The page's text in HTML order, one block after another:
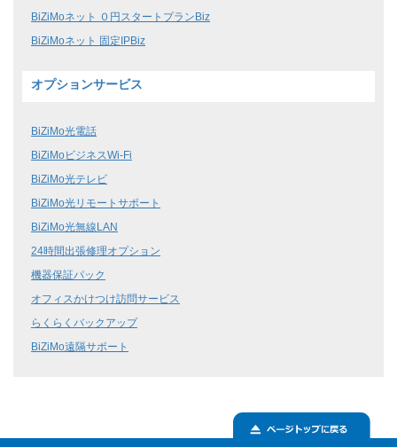
BiZiMoネット ０円スタートプランBiz
BiZiMoネット 固定IPBiz
オプションサービス
BiZiMo光電話
BiZiMoビジネスWi-Fi
BiZiMo光テレビ
BiZiMo光リモートサポート
BiZiMo光無線LAN
24時間出張修理オプション
機器保証パック
オフィスかけつけ訪問サービス
らくらくバックアップ
BiZiMo遠隔サポート